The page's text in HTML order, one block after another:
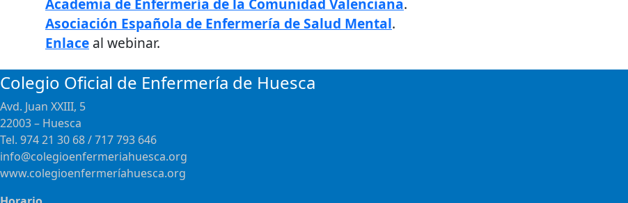
Asociación Española de Enfermería de Salud Mental.
Enlaceal webinar.
Colegio Oficial de Enfermería de Huesca
Avd. Juan XXIII, 5
22003 – Huesca
Tel. 974 21 30 68 / 717 793 646
info@colegioenfermeriahuesca.org
www.colegioenfermeríahuesca.org